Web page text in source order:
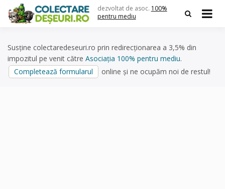
content
dezvoltat de asoc. 100%
pentru mediu
Susține colectaredeseuri.ro prin redirecționarea a 3,5% din
impozitul pe venit către Asociația 100% pentru mediu.
Completează formularul
online și ne ocupăm noi de restul!